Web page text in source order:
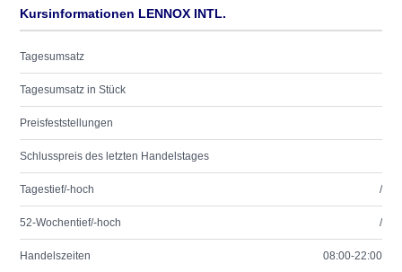
Kursinformationen LENNOX INTL.
Tagesumsatz
Tagesumsatz in Stück
Preisfeststellungen
Schlusspreis des letzten Handelstages
Tagestief/-hoch /
52-Wochentief/-hoch /
Handelszeiten 08:00-22:00